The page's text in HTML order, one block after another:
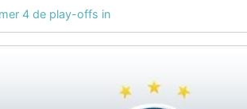
4 de play-offs in